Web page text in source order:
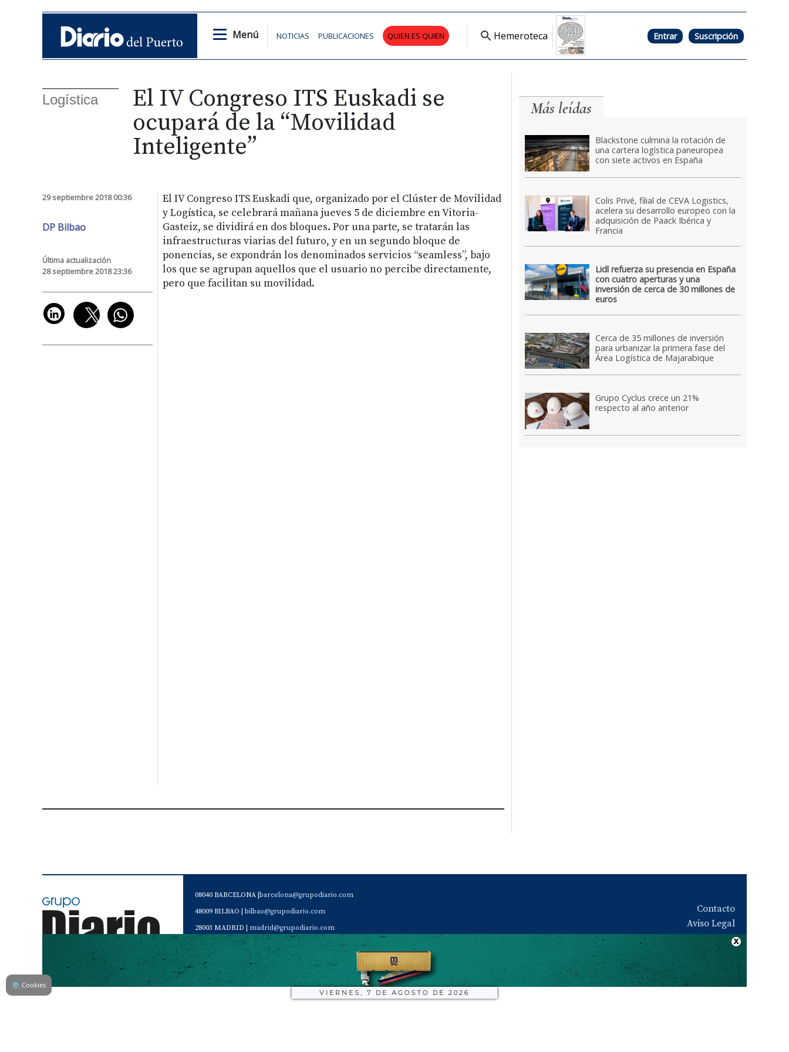
Menú NOTICIAS PUBLICACIONES QUIEN ES QUIEN Hemeroteca Entrar Suscripción
VIERNES, 7 DE AGOSTO DE 2026
Logística
El IV Congreso ITS Euskadi se
ocupará de la “Movilidad
Inteligente”
29 septiembre 2018 00:36
DP Bilbao
Última actualización
28 septiembre 2018 23:36
El IV Congreso ITS Euskadi que, organizado por el Clúster de Movilidad
y Logística, se celebrará mañana jueves 5 de diciembre en Vitoria-
Gasteiz, se dividirá en dos bloques. Por una parte, se tratarán las
infraestructuras viarias del futuro, y en un segundo bloque de
ponencias, se expondrán los denominados servicios “seamless”, bajo
los que se agrupan aquellos que el usuario no percibe directamente,
pero que facilitan su movilidad.
Más leídas
Blackstone culmina la rotación de
una cartera logística paneuropea
con siete activos en España
Colis Privé, filial de CEVA Logistics,
acelera su desarrollo europeo con la
adquisición de Paack Ibérica y
Francia
Lidl refuerza su presencia en España
con cuatro aperturas y una
inversión de cerca de 30 millones de
euros
Cerca de 35 millones de inversión
para urbanizar la primera fase del
Área Logística de Majarabique
Grupo Cyclus crece un 21%
respecto al año anterior
08040 BARCELONA | barcelona@grupodiario.com
48009 BILBAO | bilbao@grupodiario.com
28003 MADRID | madrid@grupodiario.com
46120 Alboraya. VALENCIA |
valencia@grupodiario.com
Servicio de Atención al Socio Suscriptor | sas@grupodiario.com
Teléfono de contacto de Diario del Puerto: 96 330 18 32
Contacto
Aviso Legal
Quiénes somos
Política de privacidad
⚙ Cookies